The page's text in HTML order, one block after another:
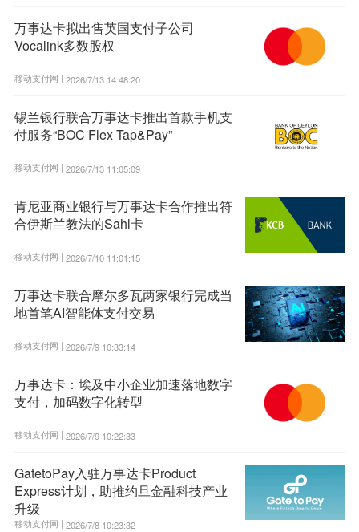
万事达卡拟出售英国支付子公司
Vocalink多数股权
移动支付网 | 2026/7/13 14:48:20
锡兰银行联合万事达卡推出首款手机支
付服务“BOC Flex Tap&Pay”
移动支付网 | 2026/7/13 11:05:09
肯尼亚商业银行与万事达卡合作推出符
合伊斯兰教法的Sahl卡
移动支付网 | 2026/7/10 11:01:15
万事达卡联合摩尔多瓦两家银行完成当
地首笔AI智能体支付交易
移动支付网 | 2026/7/9 10:33:14
万事达卡：埃及中小企业加速落地数字
支付，加码数字化转型
移动支付网 | 2026/7/9 10:22:33
GatetoPay入驻万事达卡Product
Express计划，助推约旦金融科技产业
升级
移动支付网 | 2026/7/8 10:23:32